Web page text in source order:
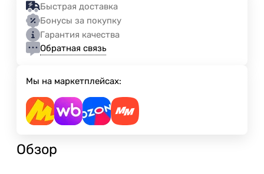
Быстрая доставка
Бонусы за покупку
Гарантия качества
Обратная связь
Мы на маркетплейсах:
Обзор